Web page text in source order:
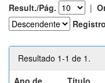
Result./Pág. |
Resultado 1-1 de 1.
Ano de
Título